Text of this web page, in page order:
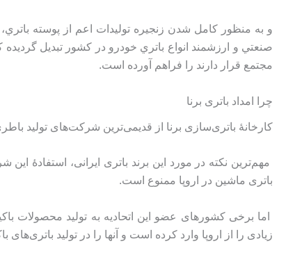
و به منظور كامل شدن زنجيره توليدات اعم از پوسته
مجتمع قرار دارند را فراهم آورده است.
چرا امداد باتری برنا
کارخانۀ باتری‌سازی برنا از قدیمی‌ترین شرکت‌های تولید
مهم‌ترین نکته در مورد این برند باتری ایرانی، استفادۀ
باتری ماشین در اروپا ممنوع است.
اما برخی کشورهای عضو این اتحادیه به تولید محصولات
زیادی را از اروپا وارد کرده است و آنها را در تولید باتری‌های